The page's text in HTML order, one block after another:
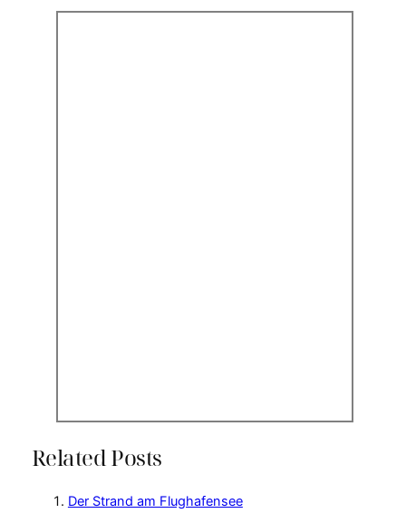
Related Posts
Der Strand am Flughafensee